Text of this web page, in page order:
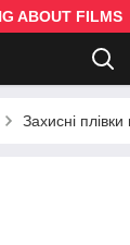
ABOUT FILMS
Захисні